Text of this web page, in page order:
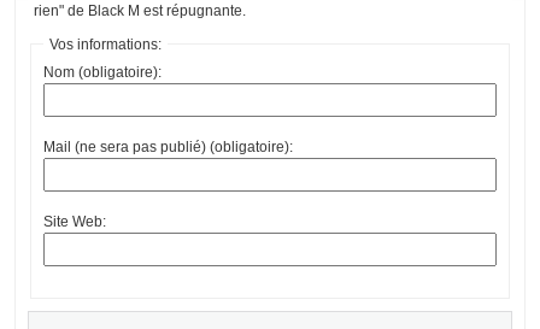
rien" de Black M est répugnante.
Vos informations:
Nom (obligatoire):
Mail (ne sera pas publié) (obligatoire):
Site Web: